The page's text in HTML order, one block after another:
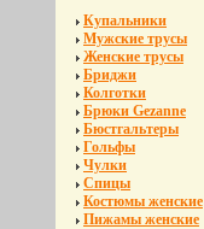
Купальники
Мужские трусы
Женские трусы
Бриджи
Колготки
Брюки Gezanne
Бюстгальтеры
Гольфы
Чулки
Спицы
Костюмы женские
Пижамы женские